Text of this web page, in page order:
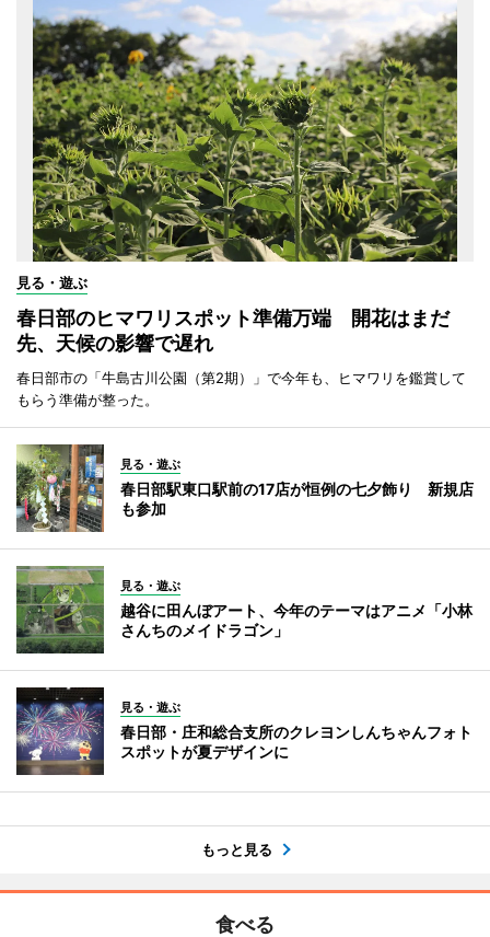
見る・遊ぶ
春日部のヒマワリスポット準備万端 開花はまだ
先、天候の影響で遅れ
春日部市の「牛島古川公園（第2期）」で今年も、ヒマワリを鑑賞して
もらう準備が整った。
見る・遊ぶ
春日部駅東口駅前の17店が恒例の七夕飾り 新規店
も参加
見る・遊ぶ
越谷に田んぼアート、今年のテーマはアニメ「小林
さんちのメイドラゴン」
見る・遊ぶ
春日部・庄和総合支所のクレヨンしんちゃんフォト
スポットが夏デザインに
もっと見る
食べる